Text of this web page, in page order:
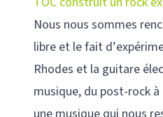
Nous nous sommes
libre et le fait
Rhodes et la guitare
musique, du post-rock